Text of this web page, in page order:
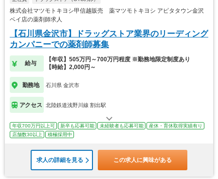
株式会社マツモトキヨシ甲信越販売 薬マツモトキヨシ アピタタウン金沢
ベイ店の薬剤師求人
【石川県金沢市】ドラッグストア業界のリーディング
カンパニーでの薬剤師募集
給与
【年収】505万円～700万円程度 ※勤務地限定制度あり
【時給】2,000円～
勤務地 石川県 金沢市
アクセス 北陸鉄道浅野川線 割出駅
年収700万円以上可 新卒も応募可能 未経験者も応募可能
産休・育休取得実績有り
店舗数30以上
積極採用中
求人の詳細を見る この求人に興味がある